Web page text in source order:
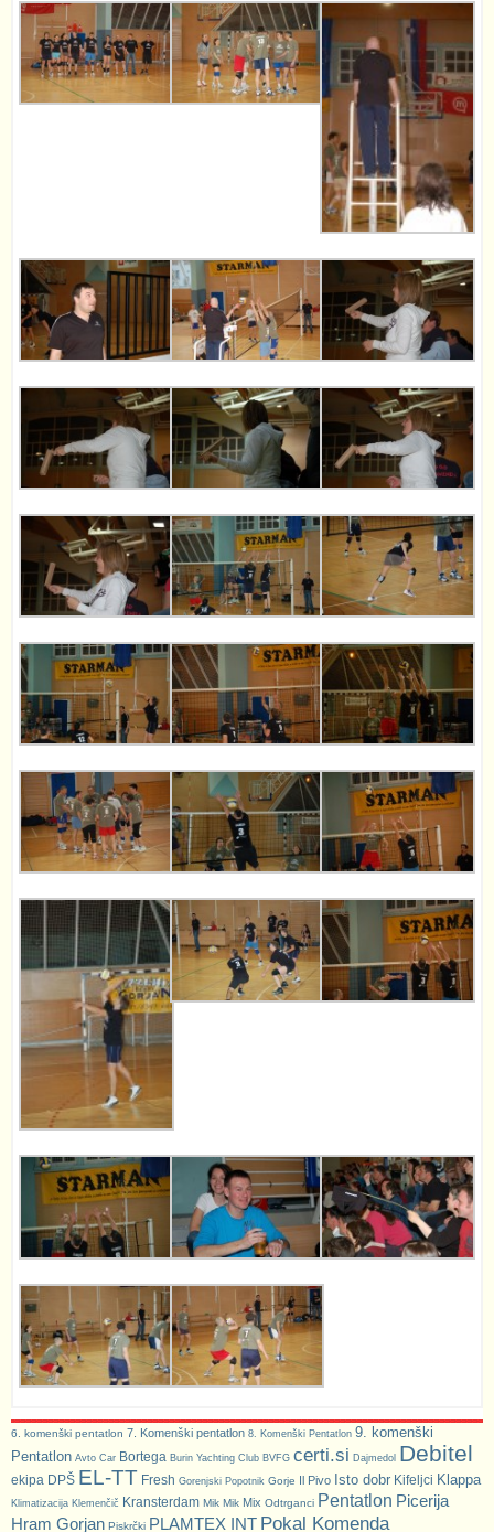
6. komenški pentatlon 7. Komenški pentatlon 8. Komenški Pentatlon 9. komenški
Pentatlon Avto Car Bortega Burin Yachting Club BVFG certi.si Dajmedol Debitel
ekipa DPŠ EL-TT Fresh Gorenjski Popotnik Gorje Il Pivo Isto dobr Kifeljci Klappa
Klimatizacija Klemenčič Kransterdam Mik Mik Mix Odtrganci Pentatlon Picerija
Hram Gorjan Piskrčki PLAMTEX INT Pokal Komenda